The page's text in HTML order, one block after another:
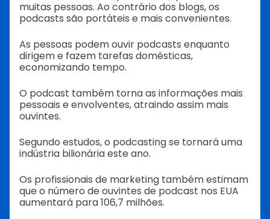
muitas pessoas. Ao contrário dos blogs, os
podcasts são portáteis e mais convenientes.
As pessoas podem ouvir podcasts enquanto
dirigem e fazem tarefas domésticas,
economizando tempo.
O podcast também torna as informações mais
pessoais e envolventes, atraindo assim mais
ouvintes.
Segundo estudos, o podcasting se tornará uma
indústria bilionária este ano.
Os profissionais de marketing também estimam
que o número de ouvintes de podcast nos EUA
aumentará para 106,7 milhões.